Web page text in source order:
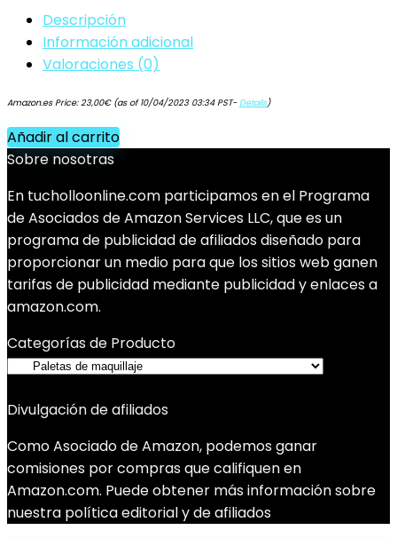
Descripción
Información adicional
Valoraciones (0)
Amazon.es Price:23,00€(as of 10/04/2023 03:34 PST-Details)
Añadir al carrito
Sobre nosotras
En tucholloonline.com participamos en el Programa
de Asociados de Amazon Services LLC, que es un
programa de publicidad de afiliados diseñado para
proporcionar un medio para que los sitios web ganen
tarifas de publicidad mediante publicidad y enlaces a
amazon.com.
Categorías de Producto
Divulgación de afiliados
Como Asociado de Amazon, podemos ganar
comisiones por compras que califiquen en
Amazon.com. Puede obtener más información sobre
nuestra política editorial y de afiliados